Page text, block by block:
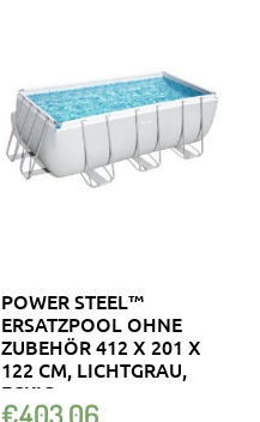
POWER STEEL™
ERSATZPOOL OHNE
ZUBEHÖR 412 X 201 X
122 CM, LICHTGRAU,
ECKIG
€403.06